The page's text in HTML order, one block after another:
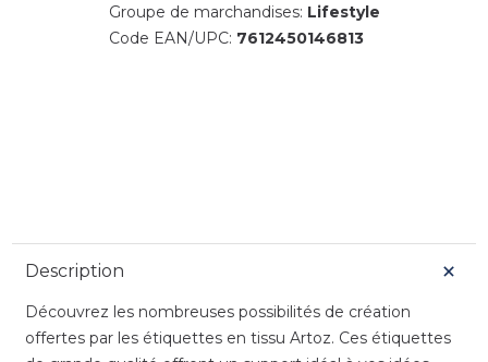
Groupe de marchandises: Lifestyle
Code EAN/UPC: 7612450146813
Description
Découvrez les nombreuses possibilités de création
offertes par les étiquettes en tissu Artoz. Ces étiquettes